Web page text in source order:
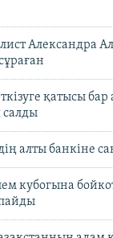
Александра
қатысы
салды
алты банкіне
кубогына